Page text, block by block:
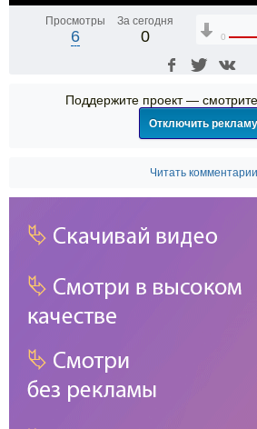
Просмотры
6
За сегодня
0 0
Поддержите проект —
Отключить рекламу
Читать комментарии